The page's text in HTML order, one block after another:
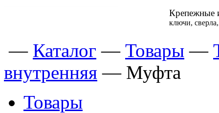
Крепежные
ключи,
— Каталог — Товары —
внутренняя — Муфта
Товары